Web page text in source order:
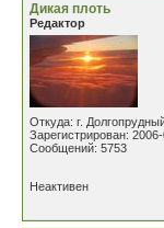
Дикая плоть
Редактор
Откуда: г.
Зарегистрирован:
Сообщений: 5753
Неактивен